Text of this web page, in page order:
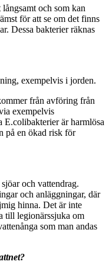
och som kan
för att se om det finns
Dessa bakterier räknas
exempelvis i jorden.
från avföring från
exempelvis
E.colibakterier är harmlösa
på en ökad risk för
och vattendrag.
och anläggningar, där
hinna. Det är inte
till legionärssjuka om
som man andas